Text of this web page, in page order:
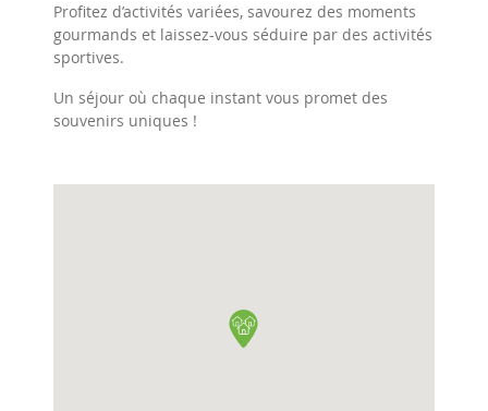
Profitez d’activités variées, savourez des moments
gourmands et laissez-vous séduire par des activités
sportives.
Un séjour où chaque instant vous promet des
souvenirs uniques !